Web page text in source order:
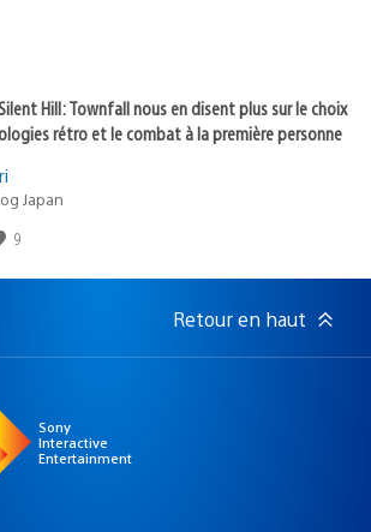
Hill: Townfall nous en disent plus sur le choix
rétro et le combat à la première personne
Japan
9
Retour en haut
Sony
Interactive
Entertainment